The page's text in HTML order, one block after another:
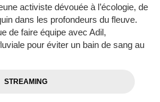
activiste dévouée à l’écologie, de
dans les profondeurs du fleuve.
de faire équipe avec Adil,
pour éviter un bain de sang au
STREAMING